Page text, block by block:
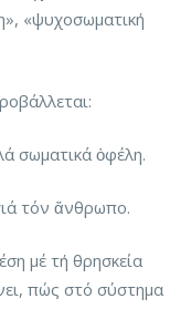
«ψυχοσωματική
σωματικά ὀφέλη.
τόν ἄνθρωπο.
μέ τή θρησκεία
πώς στό σύστημα